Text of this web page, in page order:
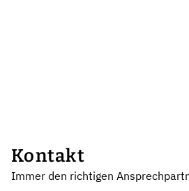
Kontakt
Immer den richtigen